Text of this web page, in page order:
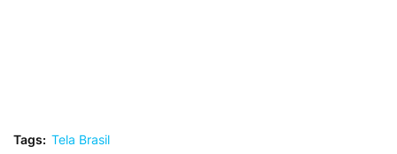
Tags: Tela Brasil